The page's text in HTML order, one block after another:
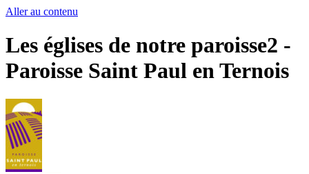
Aller au contenu
Les églises de notre paroisse2 -
Paroisse Saint Paul en Ternois